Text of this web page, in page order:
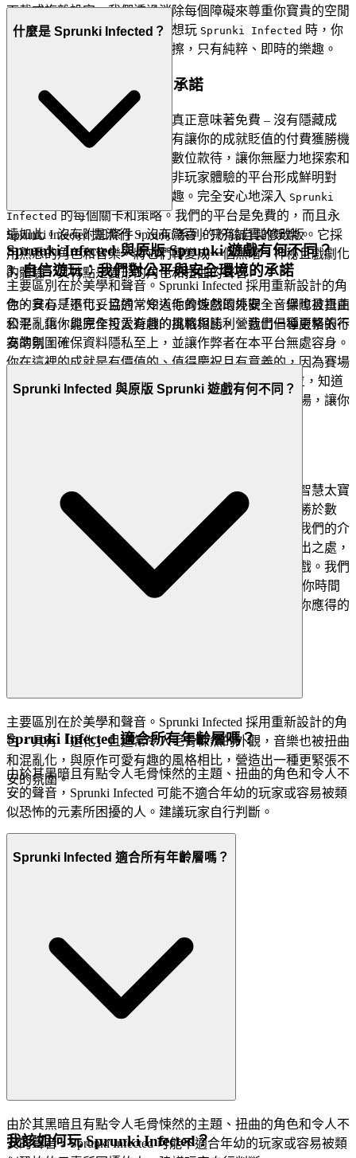
下載或複雜設定。我們透過消除每個障礙來尊重你寶貴的空閒
時間。這是我們的承諾：當你想玩 Sprunki Infected 時，你
能在幾秒內進入遊戲。沒有摩擦，只有純粹、即時的樂趣。
2. 誠實的樂趣：零壓力的承諾
想像一個遊戲世界，「免費」真正意味著免費 – 沒有隱藏成
本，沒有煩人的彈出視窗，沒有讓你的成就貶值的付費獲勝機
制。我們發出開放邀請，一種數位款待，讓你無壓力地探索和
享受。我們與那些優先利潤而非玩家體驗的平台形成鮮明對
比，為你提供真實、純粹的樂趣。完全安心地深入 Sprunki
Infected的每個關卡和策略。我們的平台是免費的，而且永
遠如此。沒有附加條件，沒有驚喜，只有誠實的娛樂。
3. 自信遊玩：我們對公平與安全環境的承諾
你的安心是不可妥協的。知道你的遊戲環境安全、保障且真正
公平，讓你能完全投入遊戲的挑戰與勝利。我們倡導嚴格的行
為準則，確保資料隱私至上，並讓作弊者在本平台無處容身。
你在這裡的成就是有價值的、值得慶祝且有意義的，因為賽場
永遠是公平的。追逐Sprunki Infected排行榜的首位，知道
這是真正的技巧考驗。我們建立安全的、公平的遊樂場，讓你
我們不僅僅是託管遊戲；我們策劃體驗。你的時間和智慧太寶
貴，不能浪費在無盡滾動平庸內容上。我們相信品質勝於數
量，手選最具吸引力、最具創新且精心製作的遊戲。我們的介
面乾淨、快速且不礙事，設計用來突顯遊戲本身的傑出之處，
而不是分散注意力。你不會在這裡找到數千個複製遊戲。我們
Sprunki Infected，因為我們相信這是一款值得你時間
的傑出遊戲。這是我們的策劃承諾：更少噪音，更多你應得的
什麼是 Sprunki Infected？
Sprunki Infected 是流行 Sprunki 系列的粉絲自製修改版。它採
用熟悉的角色和音樂，將它們轉變成一個黑暗、神秘且戲劇化
的體驗，其特點是變形的角色和扭曲的聲音。
Sprunki Infected 與原版 Sprunki 遊戲有何不同？
主要區別在於美學和聲音。Sprunki Infected 採用重新設計的角
色，具有「退化」且通常令人毛骨悚然的外觀，音樂也被扭曲
和混亂化，與原作可愛有趣的風格相比，營造出一種更緊張不
安的氛圍。
Sprunki Infected 與原版 Sprunki 遊戲有何不同？
主要區別在於美學和聲音。Sprunki Infected 採用重新設計的角
色，具有「退化」且通常令人毛骨悚然的外觀，音樂也被扭曲
和混亂化，與原作可愛有趣的風格相比，營造出一種更緊張不
安的氛圍。
Sprunki Infected 適合所有年齡層嗎？
由於其黑暗且有點令人毛骨悚然的主題、扭曲的角色和令人不
安的聲音，Sprunki Infected 可能不適合年幼的玩家或容易被類
似恐怖的元素所困擾的人。建議玩家自行判斷。
Sprunki Infected 適合所有年齡層嗎？
由於其黑暗且有點令人毛骨悚然的主題、扭曲的角色和令人不
安的聲音，Sprunki Infected 可能不適合年幼的玩家或容易被類
我該如何玩 Sprunki Infected？